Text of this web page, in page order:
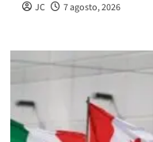
JC 7 agosto, 2026